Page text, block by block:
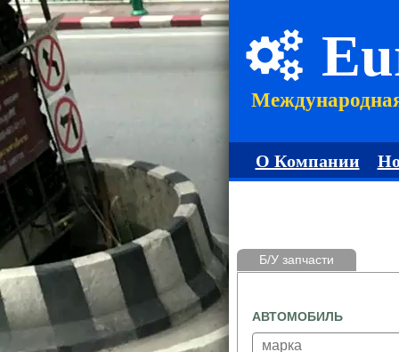
О Компании
Б/У запчасти
АВТОМОБИЛЬ